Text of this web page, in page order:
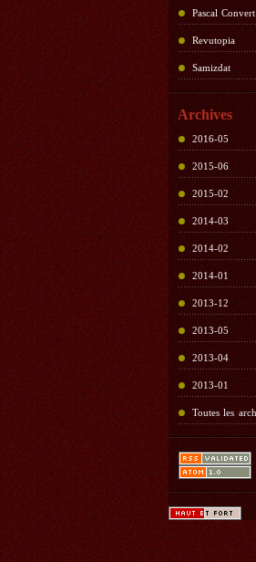
Pascal Convert
Revutopia
Samizdat
Archives
2016-05
2015-06
2015-02
2014-03
2014-02
2014-01
2013-12
2013-05
2013-04
2013-01
Toutes les